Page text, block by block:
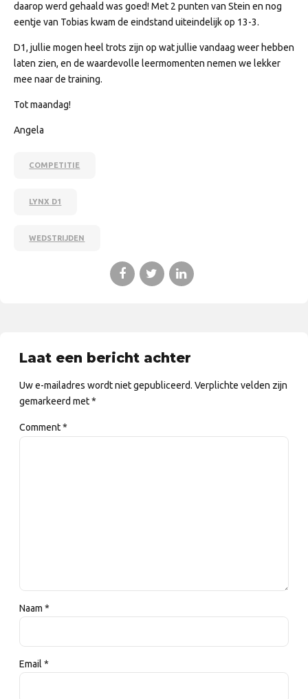
daarop werd gehaald was goed! Met 2 punten van Stein en nog
eentje van Tobias kwam de eindstand uiteindelijk op 13-3.
D1, jullie mogen heel trots zijn op wat jullie vandaag weer hebben
laten zien, en de waardevolle leermomenten nemen we lekker
mee naar de training.
Tot maandag!
Angela
COMPETITIE
LYNX D1
WEDSTRIJDEN
Laat een bericht achter
Uw e-mailadres wordt niet gepubliceerd. Verplichte velden zijn
gemarkeerd met *
Comment*
Naam *
Email *